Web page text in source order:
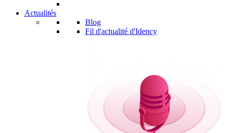
Actualités
Blog
Fil d'actualité d'Idency